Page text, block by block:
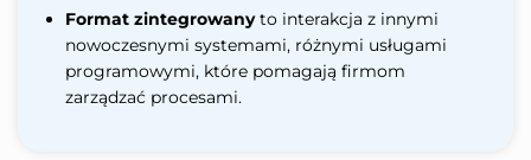
Format zintegrowanyto interakcja z innymi
nowoczesnymi systemami, różnymi usługami
programowymi, które pomagają firmom
zarządzać procesami.